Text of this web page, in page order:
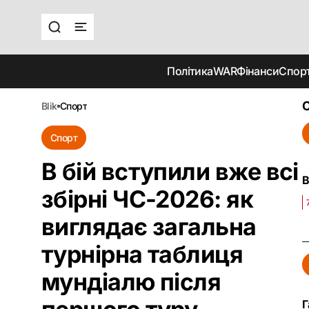
ПолітикаWARФінанси
blik спорт
Спорт
В бій вступили вже всі
збірні ЧС-2026: як
виглядає загальна
турнірна таблиця
мундіалю після